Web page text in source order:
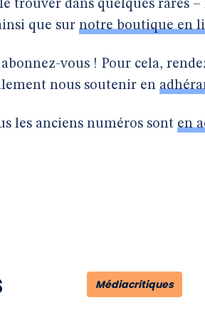
trouver dans quelques rares
que sur notre boutique en
vous ! Pour cela,
nous soutenir en
les anciens numéros sont en
Médiacritiques